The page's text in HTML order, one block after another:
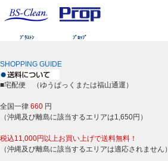
ﾌﾞﾗｽﾄﾝ ﾌﾟﾛｯﾌﾟ
SHOPPING GUIDE
■宅配便 （ゆうぱっくまたは福山通運）
全国一律 660 円
（沖縄及び離島に該当するエリアは1,650円）
税込11,000円以上お買い上げで送料無料！
（沖縄及び離島に該当するエリアは適応されません）